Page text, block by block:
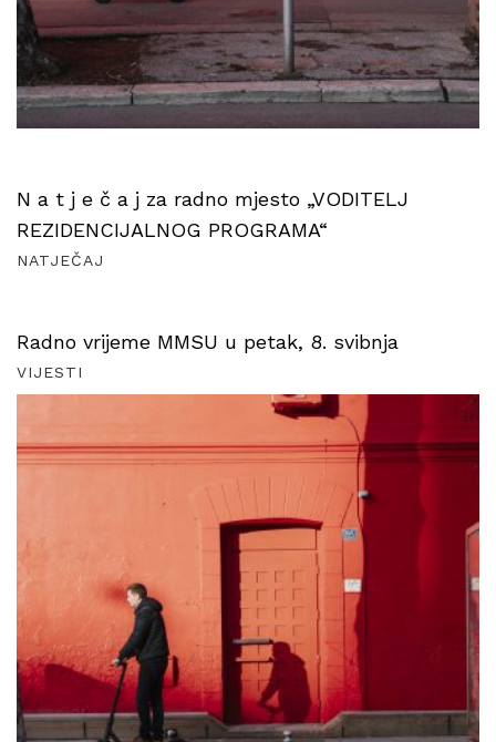
N a t j e č a j za radno mjesto „VODITELJ
REZIDENCIJALNOG PROGRAMA“
NATJEČAJ
Radno vrijeme MMSU u petak, 8. svibnja
VIJESTI